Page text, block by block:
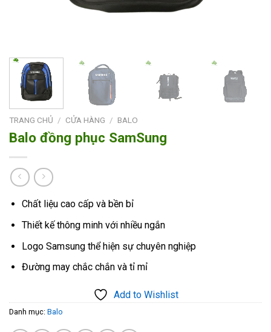
TRANG CHỦ / CỬA HÀNG / BALO
Balo đồng phục SamSung
Chất liệu cao cấp và bền bỉ
Thiết kế thông minh với nhiều ngắn
Logo Samsung thể hiện sự chuyên nghiệp
Đường may chắc chắn và tỉ mỉ
Add to Wishlist
Danh mục: Balo